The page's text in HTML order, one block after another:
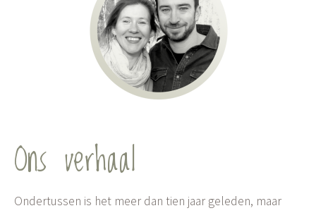
Ons verhaal
Ondertussen is het meer dan tien jaar geleden, maar